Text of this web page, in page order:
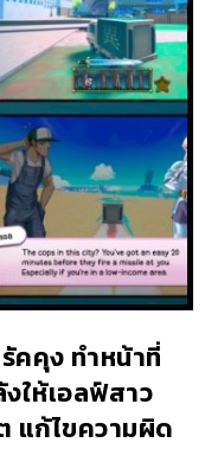
คคุง ทำหน้าที่
ให้เอลฟ์สาว
แก้ไขความผิด